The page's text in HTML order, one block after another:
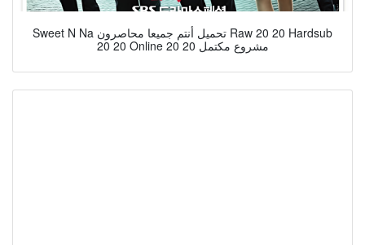
Sweet N Na تحميل أنتم جميعا محاصرون Raw 20 20 Hardsub
20 20 Online 20 20 مشروع مكتمل